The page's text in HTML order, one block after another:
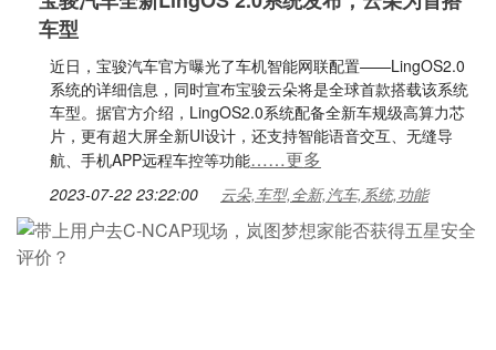
车型
近日，宝骏汽车官方曝光了车机智能网联配置——LingOS2.0
系统的详细信息，同时宣布宝骏云朵将是全球首款搭载该系统
车型。据官方介绍，LingOS2.0系统配备全新车规级高算力芯
片，更有超大屏全新UI设计，还支持智能语音交互、无缝导
航、手机APP远程车控等功能……更多
2023-07-22 23:22:00 云朵,车型,全新,汽车,系统,功能